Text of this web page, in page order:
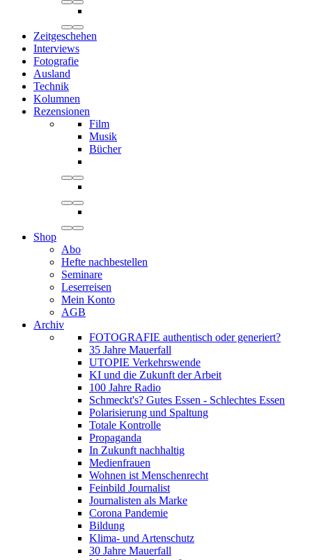
Zeitgeschehen
Interviews
Fotografie
Ausland
Technik
Kolumnen
Rezensionen
Film
Musik
Bücher
Shop
Abo
Hefte nachbestellen
Seminare
Leserreisen
Mein Konto
AGB
Archiv
FOTOGRAFIE authentisch oder generiert?
35 Jahre Mauerfall
UTOPIE Verkehrswende
KI und die Zukunft der Arbeit
100 Jahre Radio
Schmeckt's? Gutes Essen - Schlechtes Essen
Polarisierung und Spaltung
Totale Kontrolle
Propaganda
In Zukunft nachhaltig
Medienfrauen
Wohnen ist Menschenrecht
Feinbild Journalist
Journalisten als Marke
Corona Pandemie
Bildung
Klima- und Artenschutz
30 Jahre Mauerfall